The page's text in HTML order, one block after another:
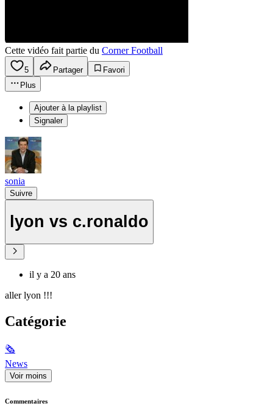
Cette vidéo fait partie du Corner Football
5 Partager
Favori
Plus
Ajouter à la playlist
Signaler
sonia
Suivre
lyon vs c.ronaldo
il y a 20 ans
aller lyon !!!
Catégorie
🗞
News
Voir moins
Commentaires